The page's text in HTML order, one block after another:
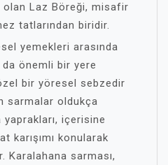
olan Laz Böreği, misafir
tatlarından biridir.
yemekleri arasında
da önemli bir yere
bir yöresel sebzedir
sarmalar oldukça
içerisine
karışımı konularak
Karalahana sarması,